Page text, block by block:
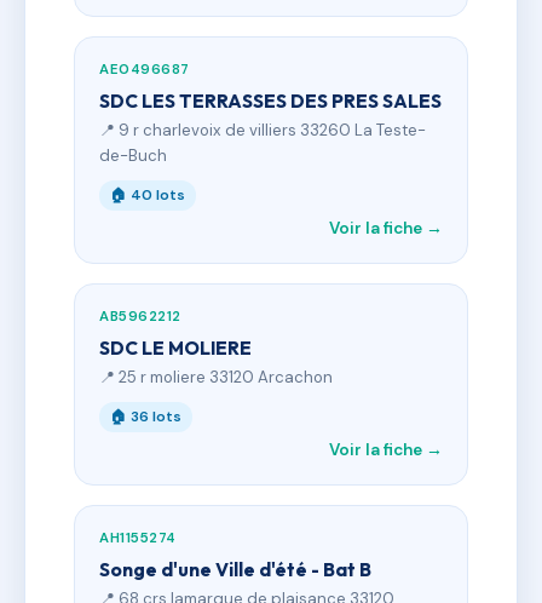
AE0496687
SDC LES TERRASSES DES PRES SALES
📍 9 r charlevoix de villiers 33260 La Teste-
de-Buch
🏠 40 lots
Voir la fiche →
AB5962212
SDC LE MOLIERE
📍 25 r moliere 33120 Arcachon
🏠 36 lots
Voir la fiche →
AH1155274
Songe d'une Ville d'été - Bat B
📍 68 crs lamarque de plaisance 33120